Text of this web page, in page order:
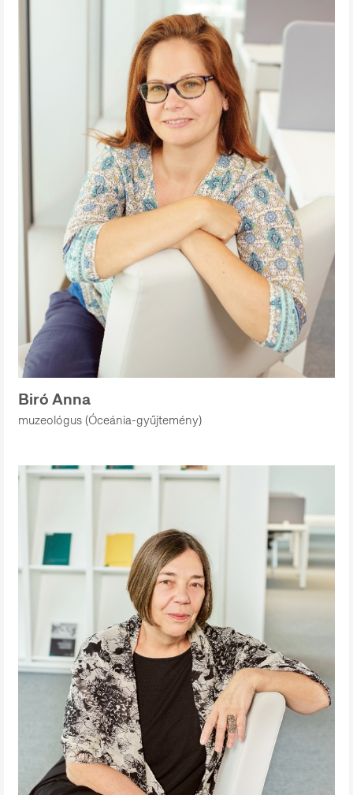
Biró Anna
muzeológus (Óceánia-gyűjtemény)